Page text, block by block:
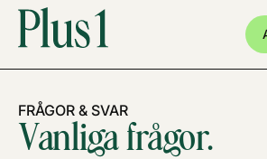
FRÅGOR & SVAR
Vanliga frågor.